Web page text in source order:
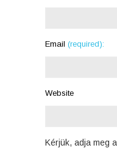
Email (required):
Website
Kérjük, adja meg